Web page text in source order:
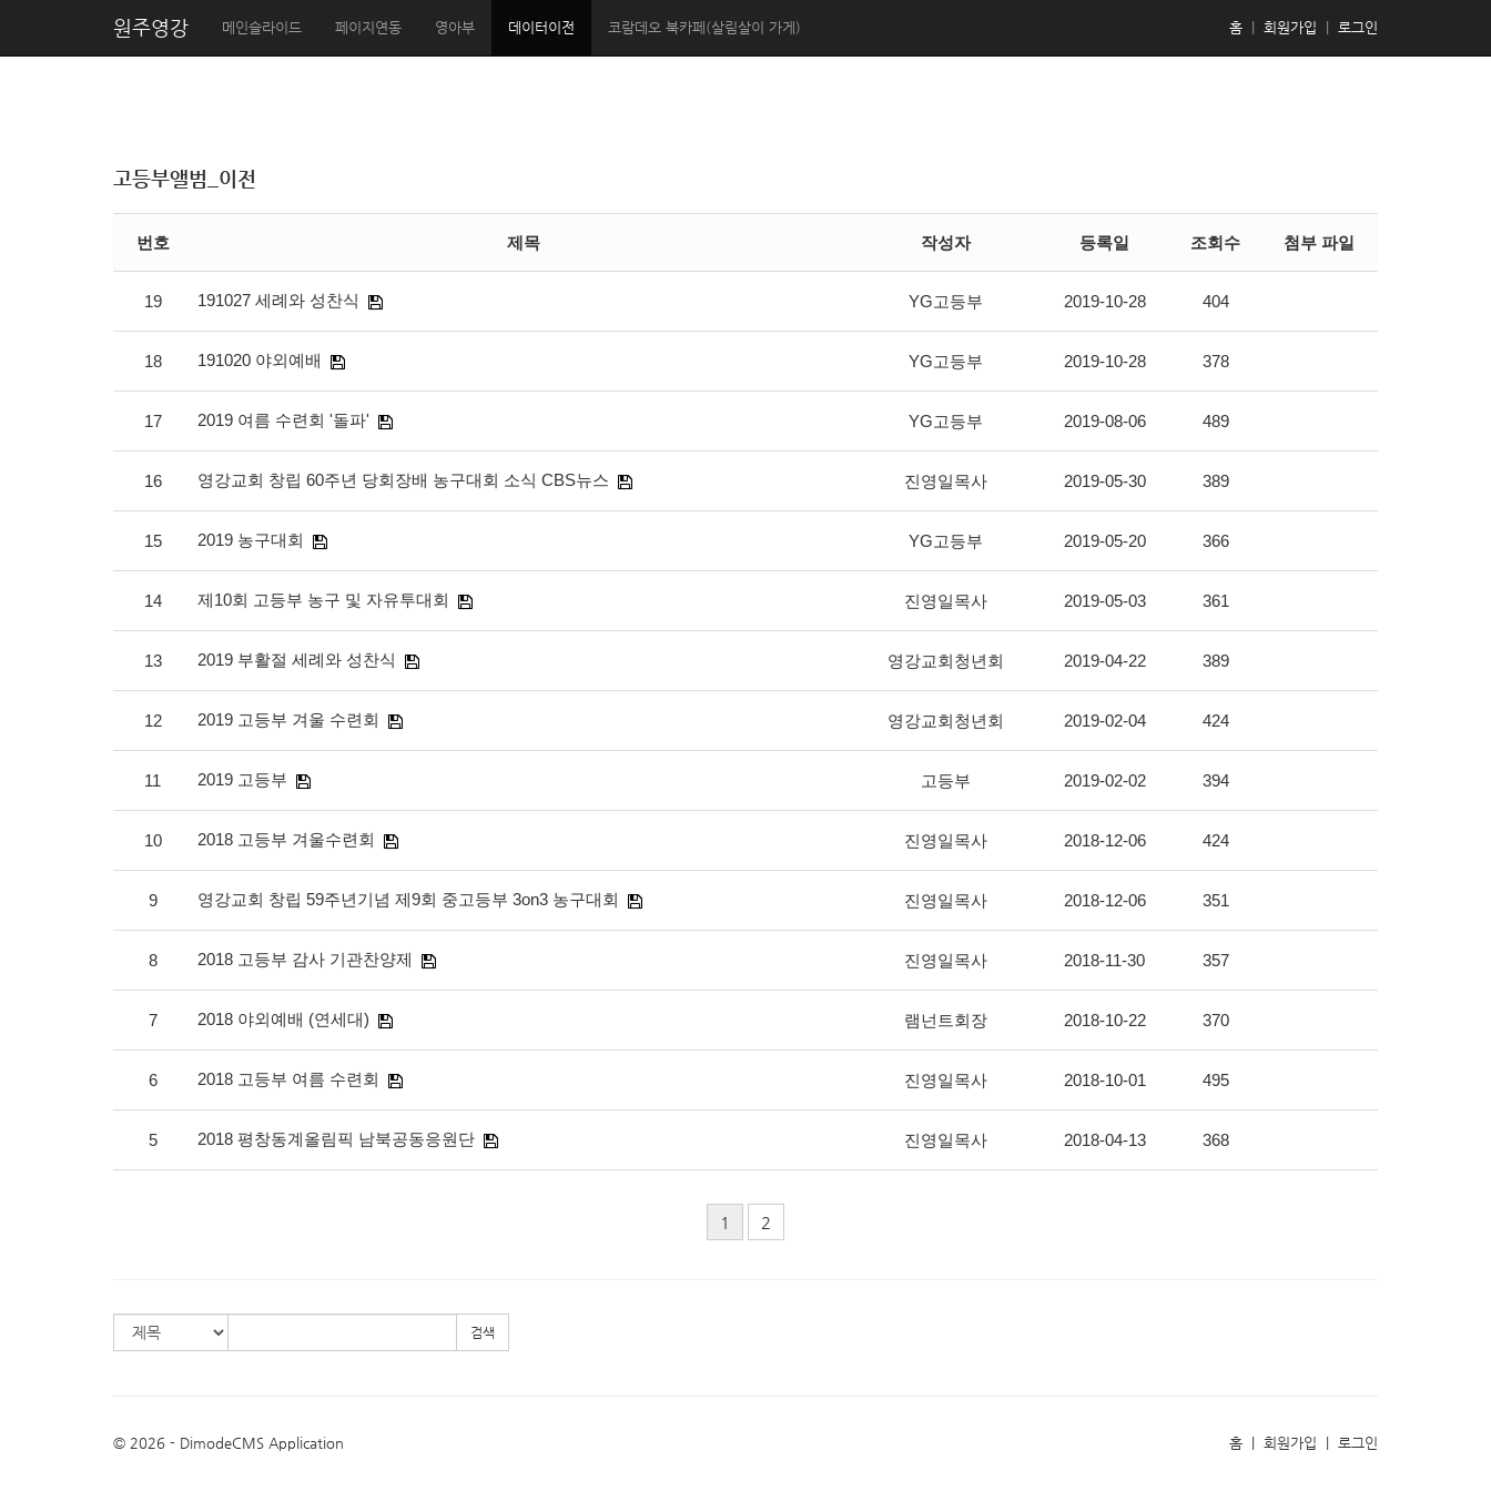
원주영강 메인슬라이드 페이지연동 영아부 데이터이전 코람데오 북카페(살림살이 가게) 홈 회원가입 로그인
고등부앨범_이전
번호 제목 작성자 등록일 조회수 첨부 파일
19 191027 세례와 성찬식 YG고등부 2019-10-28 404
18 191020 야외예배 YG고등부 2019-10-28 378
17 2019 여름 수련회 '돌파' YG고등부 2019-08-06 489
16 영강교회 창립 60주년 당회장배 농구대회 소식 CBS뉴스 진영일목사 2019-05-30 389
15 2019 농구대회 YG고등부 2019-05-20 366
14 제10회 고등부 농구 및 자유투대회 진영일목사 2019-05-03 361
13 2019 부활절 세례와 성찬식 영강교회청년회 2019-04-22 389
12 2019 고등부 겨울 수련회 영강교회청년회 2019-02-04 424
11 2019 고등부 고등부 2019-02-02 394
10 2018 고등부 겨울수련회 진영일목사 2018-12-06 424
9 영강교회 창립 59주년기념 제9회 중고등부 3on3 농구대회 진영일목사 2018-12-06 351
8 2018 고등부 감사 기관찬양제 진영일목사 2018-11-30 357
7 2018 야외예배 (연세대) 램넌트회장 2018-10-22 370
6 2018 고등부 여름 수련회 진영일목사 2018-10-01 495
5 2018 평창동계올림픽 남북공동응원단 진영일목사 2018-04-13 368
1 2
검색
© 2026 - DimodeCMS Application 홈 회원가입 로그인